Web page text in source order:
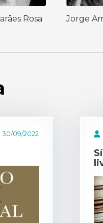
Rosa Jorge
30/09/2022